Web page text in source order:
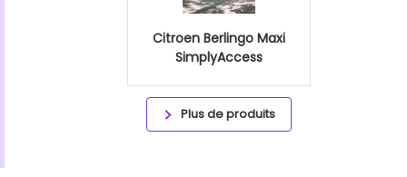
Citroen Berlingo Maxi
SimplyAccess
Plus de produits